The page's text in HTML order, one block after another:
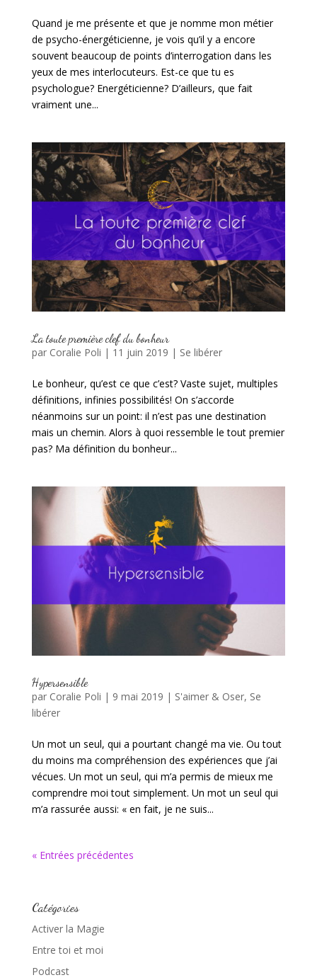
Quand je me présente et que je nomme mon métier
de psycho-énergéticienne, je vois qu’il y a encore
souvent beaucoup de points d’interrogation dans les
yeux de mes interlocuteurs. Est-ce que tu es
psychologue? Energéticienne? D’ailleurs, que fait
vraiment une...
La toute première clef du bonheur
par Coralie Poli | 11 juin 2019 | Se libérer
Le bonheur, qu’est ce que c’est? Vaste sujet, multiples
définitions, infinies possibilités! On s’accorde
néanmoins sur un point: il n’est pas une destination
mais un chemin. Alors à quoi ressemble le tout premier
pas? Ma définition du bonheur...
Hypersensible
par Coralie Poli | 9 mai 2019 | S'aimer & Oser, Se
libérer
Un mot un seul, qui a pourtant changé ma vie. Ou tout
du moins ma compréhension des expériences que j’ai
vécues. Un mot un seul, qui m’a permis de mieux me
comprendre moi tout simplement. Un mot un seul qui
m’a rassurée aussi: « en fait, je ne suis...
« Entrées précédentes
Catégories
Activer la Magie
Entre toi et moi
Podcast